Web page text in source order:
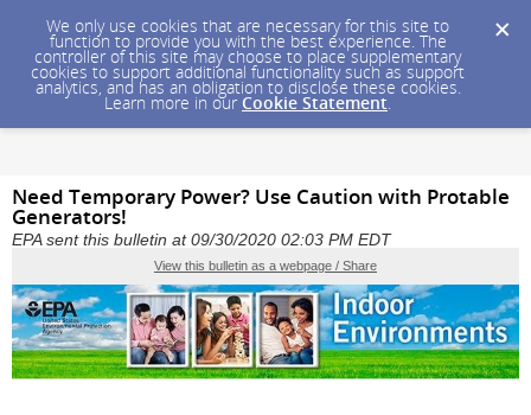
We only use cookies that are necessary for this site to
function to provide you with the best experience. The
controller of this site may choose to place supplementary
cookies to support additional functionality such as support
analytics, and has an obligation to disclose these cookies.
Learn more in our Cookie Statement.
Need Temporary Power? Use Caution with Protable
Generators!
EPA sent this bulletin at 09/30/2020 02:03 PM EDT
View this bulletin as a webpage / Share